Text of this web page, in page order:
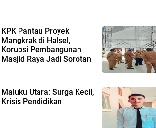
KPK Pantau Proyek
Mangkrak di Halsel,
Korupsi Pembangunan
Masjid Raya Jadi Sorotan
Maluku Utara: Surga Kecil,
Krisis Pendidikan